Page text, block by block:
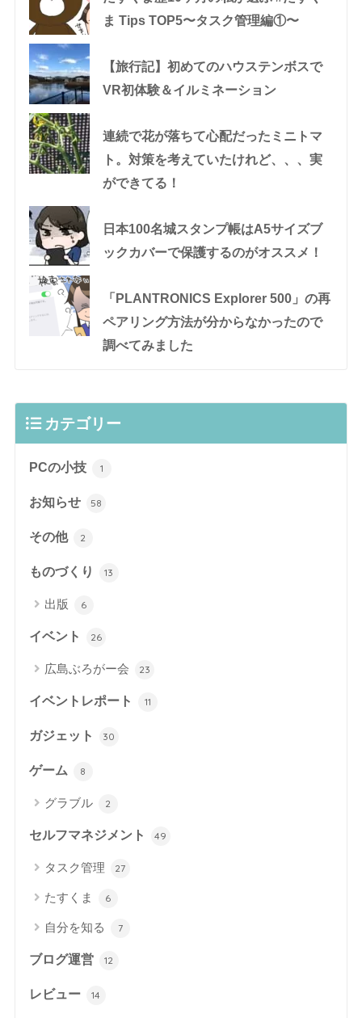
ま Tips TOP5〜タスク管理編①〜
【旅行記】初めてのハウステンボスで
VR初体験＆イルミネーション
連続で花が落ちて心配だったミニトマ
ト。対策を考えていたけれど、、、実
ができてる！
日本100名城スタンプ帳はA5サイズブ
ックカバーで保護するのがオススメ！
「PLANTRONICS Explorer 500」の再
ペアリング方法が分からなかったので
調べてみました
カテゴリー
PCの小技 1
お知らせ 58
その他 2
ものづくり 13
出版 6
イベント 26
広島ぶろがー会 23
イベントレポート 11
ガジェット 30
ゲーム 8
グラブル 2
セルフマネジメント 49
タスク管理 27
たすくま 6
自分を知る 7
ブログ運営 12
レビュー 14